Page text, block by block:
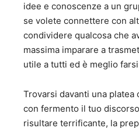
idee e conoscenze a un
se volete connettere con
condividere qualcosa che
massima imparare a
utile a tutti ed è meglio
Trovarsi davanti una platea
con fermento il tuo
risultare terrificante, la